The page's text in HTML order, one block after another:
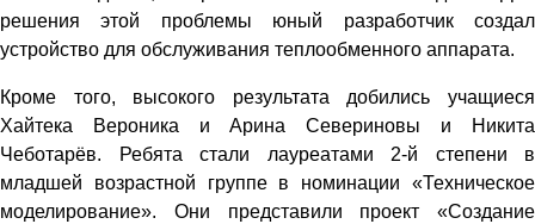
решения этой проблемы юный разработчик создал
устройство для обслуживания теплообменного аппарата.
Кроме того, высокого результата добились учащиеся
Хайтека Вероника и Арина Севериновы и Никита
Чеботарёв. Ребята стали лауреатами 2-й степени в
младшей возрастной группе в номинации «Техническое
моделирование». Они представили проект «Создание